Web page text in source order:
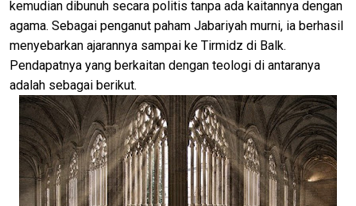
kemudian dibunuh secara politis tanpa ada kaitannya dengan
agama. Sebagai penganut paham Jabariyah murni, ia berhasil
menyebarkan ajarannya sampai ke Tirmidz di Balk.
Pendapatnya yang berkaitan dengan teologi di antaranya
adalah sebagai berikut.